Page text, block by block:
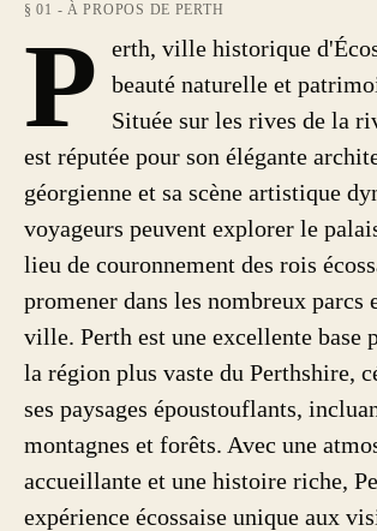
§ 01 - À PROPOS DE PERTH
P
erth, ville historique
beauté naturelle et
Située sur les rives de la
est réputée pour son élégante
géorgienne et sa scène artistique
voyageurs peuvent explorer le
lieu de couronnement des rois
promener dans les nombreux parcs
ville. Perth est une excellente base
la région plus vaste du Perthshire,
ses paysages époustouflants,
montagnes et forêts. Avec une
accueillante et une histoire riche,
expérience écossaise unique aux